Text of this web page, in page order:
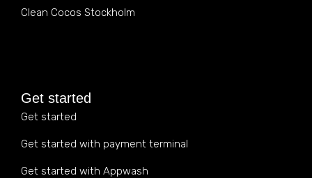
Clean Cocos Stockholm
Get started
Get started
Get started with payment terminal
Get started with Appwash